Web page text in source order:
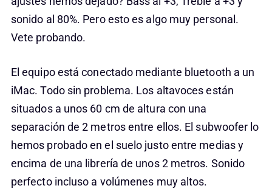
sonido al 80%. Pero esto es algo muy personal.
Vete probando.
El equipo está conectado mediante bluetooth a un
iMac. Todo sin problema. Los altavoces están
situados a unos 60 cm de altura con una
separación de 2 metros entre ellos. El subwoofer lo
hemos probado en el suelo justo entre medias y
encima de una librería de unos 2 metros. Sonido
perfecto incluso a volúmenes muy altos.